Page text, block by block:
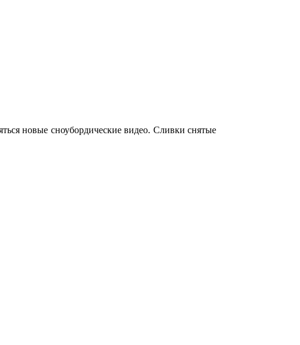
новые сноубордические видео. Сливки снятые